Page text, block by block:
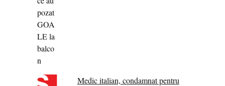
Medic italian, condamnat pentru